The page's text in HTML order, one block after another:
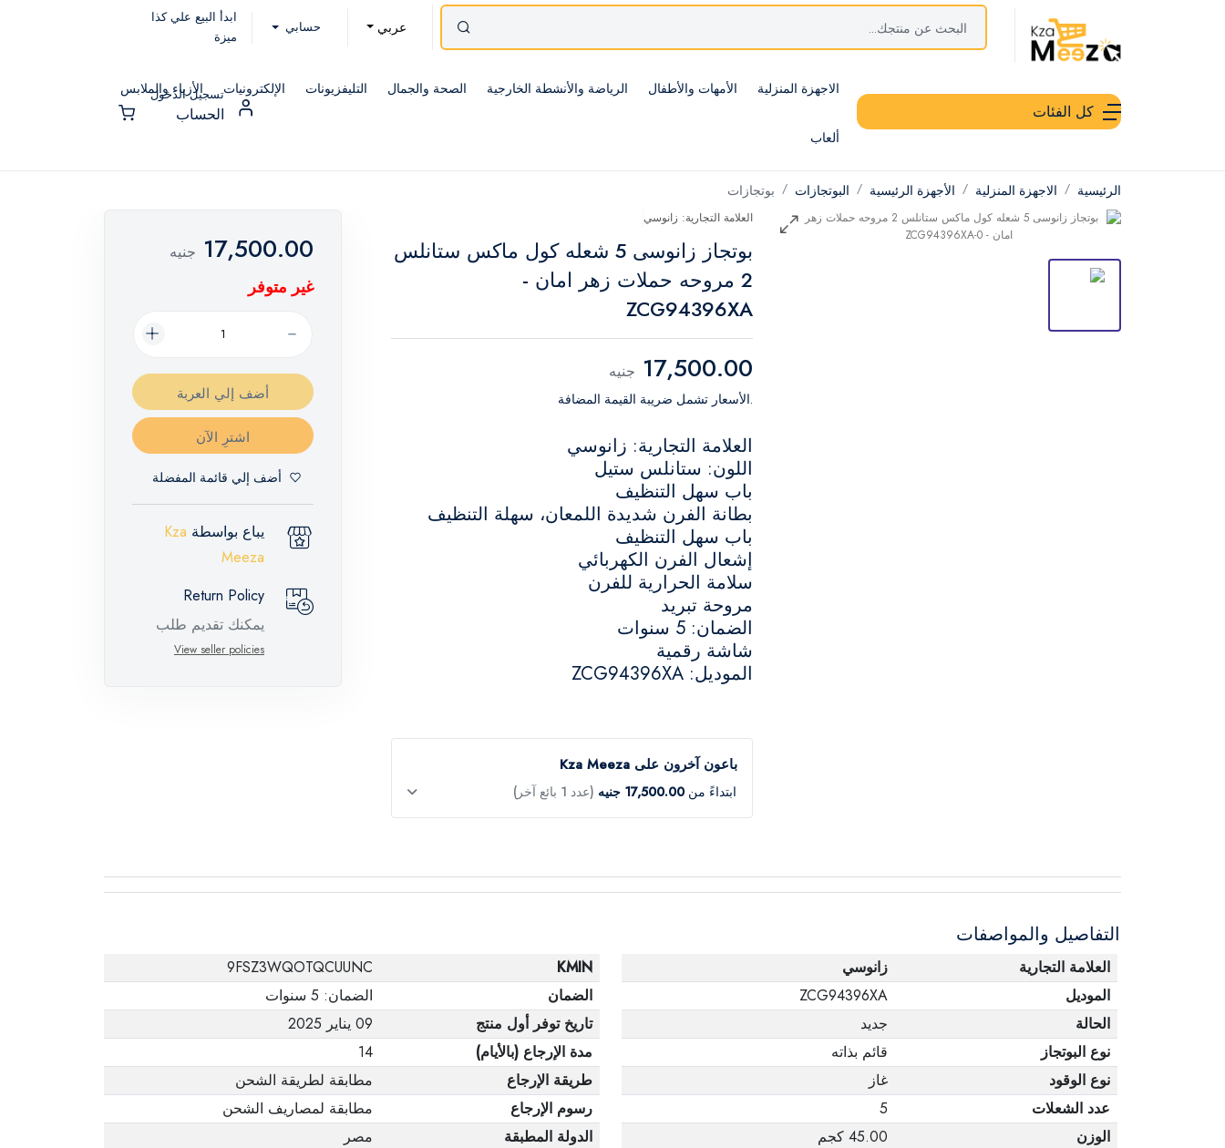
عربي حسابي
ابدأ البيع علي كذا
ميزة
كل الفئات
الاجهزة المنزلية الأمهات والأطفال الرياضة والأنشطة الخارجية الصحة والجمال التليفزيونات الإلكترونيات الأزياء والملابس
ألعاب
تسجيل الدخول
الحساب
الرئيسية الاجهزة المنزلية الأجهزة الرئيسية البوتجازات بوتجازات
العلامة التجارية: زانوسي
بوتجاز زانوسى 5 شعله كول ماكس ستانلس
2 مروحه حملات زهر امان -
ZCG94396XA
17,500.00 جنيه
.الأسعار تشمل ضريبة القيمة المضافة
العلامة التجارية: زانوسي
اللون: ستانلس ستيل
باب سهل التنظيف
بطانة الفرن شديدة اللمعان، سهلة التنظيف
باب سهل التنظيف
إشعال الفرن الكهربائي
سلامة الحرارية للفرن
مروحة تبريد
الضمان: 5 سنوات
شاشة رقمية
الموديل: ZCG94396XA
باعون آخرون على Kza Meeza
ابتداءً من 17,500.00 جنيه (عدد 1 بائع آخر)
17,500.00 جنيه
غير متوفر
أضف إلي العربة
اشترِ الآن
أضف إلي قائمة المفضلة
يباع بواسطة Kza
Meeza
Return Policy
يمكنك تقديم طلب
إرجاع لهذه المنتجات
جميع ملحقات الطلب
يمكن إرجاع المنتجات
الإلكترونية في حالة
الأصلية.
View seller policies
التفاصيل والمواصفات
العلامة التجارية
زانوسي
الموديل
ZCG94396XA
الحالة
جديد
نوع البوتجاز
قائم بذاته
نوع الوقود
غاز
عدد الشعلات
5
الوزن
45.00 كجم
KMIN
9FSZ3WQOTQCUUNC
الضمان
الضمان: 5 سنوات
تاريخ توفر أول منتج
09 يناير 2025
مدة الإرجاع (بالأيام)
14
طريقة الإرجاع
مطابقة لطريقة الشحن
رسوم الإرجاع
مطابقة لمصاريف الشحن
الدولة المطبقة
مصر